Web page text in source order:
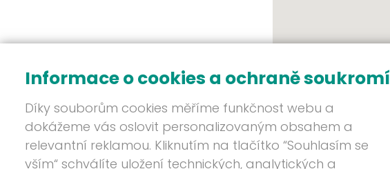
Informace o cookies a ochraně soukromí
Díky souborům cookies měříme funkčnost webu a
dokážeme vás oslovit personalizovaným obsahem a
relevantní reklamou. Kliknutím na tlačítko “Souhlasím se
vším“ schválíte uložení technických, analytických a